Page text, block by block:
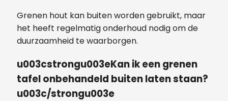
Grenen hout kan buiten worden gebruikt, maar
het heeft regelmatig onderhoud nodig om de
duurzaamheid te waarborgen.
u003cstrongu003eKan ik een grenen
tafel onbehandeld buiten laten staan?
u003c/strongu003e